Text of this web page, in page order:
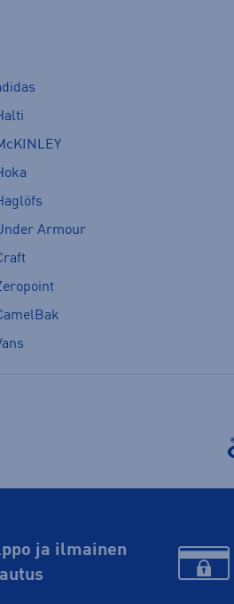
Armour
ja ilmainen